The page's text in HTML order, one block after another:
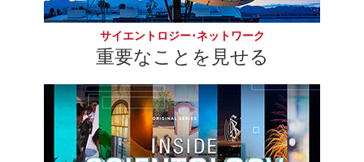
サイエントロジー･ネットワーク
重要なことを見せる